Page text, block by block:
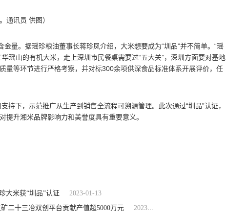
通讯员 供图）
金量。据瑶珍粮油董事长蒋珍凤介绍，大米想要成为“圳品”并不简单。“瑶
瑶山的有机大米，走上深圳市民餐桌需要过“五大关”，深圳方面要对基地
量等环节进行严格考察，并对标300余项供深食品标准体系开展评价，任
持下，示范推广从生产到销售全流程可溯源管理。此次通过“圳品”认证，
升湘米品牌影响力和美誉度具有重要意义。
大米获“圳品”认证
2023-01-13
二十三冶双创平台贡献产值超5000万元
2023-01-13